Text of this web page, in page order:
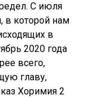
С июля
в которой нам
в
2020 года
всего,
главу,
Хоримия 2